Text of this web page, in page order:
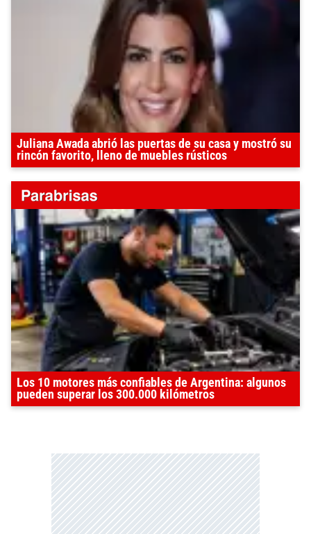
Juliana Awada abrió las puertas de su casa y mostró su
rincón favorito, lleno de muebles rústicos
Los 10 motores más confiables de Argentina: algunos
pueden superar los 300.000 kilómetros